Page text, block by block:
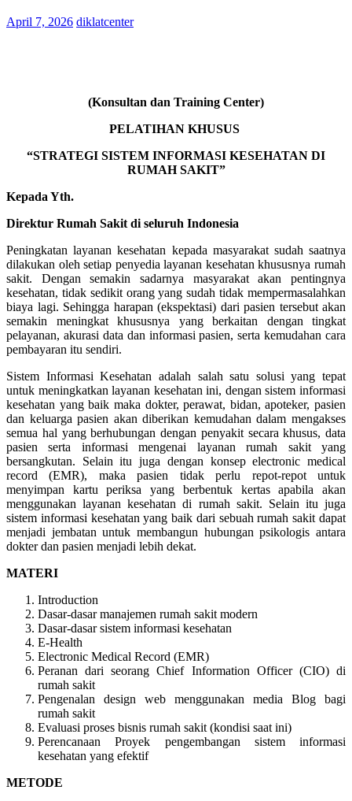
April 7, 2026 diklatcenter
(Konsultan dan Training Center)
PELATIHAN KHUSUS
“STRATEGI SISTEM INFORMASI KESEHATAN DI
RUMAH SAKIT”
Kepada Yth.
Direktur Rumah Sakit di seluruh Indonesia
Peningkatan layanan kesehatan kepada masyarakat sudah saatnya
dilakukan oleh setiap penyedia layanan kesehatan khususnya rumah
sakit. Dengan semakin sadarnya masyarakat akan pentingnya
kesehatan, tidak sedikit orang yang sudah tidak mempermasalahkan
biaya lagi. Sehingga harapan (ekspektasi) dari pasien tersebut akan
semakin meningkat khususnya yang berkaitan dengan tingkat
pelayanan, akurasi data dan informasi pasien, serta kemudahan cara
pembayaran itu sendiri.
Sistem Informasi Kesehatan adalah salah satu solusi yang tepat
untuk meningkatkan layanan kesehatan ini, dengan sistem informasi
kesehatan yang baik maka dokter, perawat, bidan, apoteker, pasien
dan keluarga pasien akan diberikan kemudahan dalam mengakses
semua hal yang berhubungan dengan penyakit secara khusus, data
pasien serta informasi mengenai layanan rumah sakit yang
bersangkutan. Selain itu juga dengan konsep electronic medical
record (EMR), maka pasien tidak perlu repot-repot untuk
menyimpan kartu periksa yang berbentuk kertas apabila akan
menggunakan layanan kesehatan di rumah sakit. Selain itu juga
sistem informasi kesehatan yang baik dari sebuah rumah sakit dapat
menjadi jembatan untuk membangun hubungan psikologis antara
dokter dan pasien menjadi lebih dekat.
MATERI
Introduction
Dasar-dasar manajemen rumah sakit modern
Dasar-dasar sistem informasi kesehatan
E-Health
Electronic Medical Record (EMR)
Peranan dari seorang Chief Information Officer (CIO) di
rumah sakit
Pengenalan design web menggunakan media Blog bagi
rumah sakit
Evaluasi proses bisnis rumah sakit (kondisi saat ini)
Perencanaan Proyek pengembangan sistem informasi
kesehatan yang efektif
METODE